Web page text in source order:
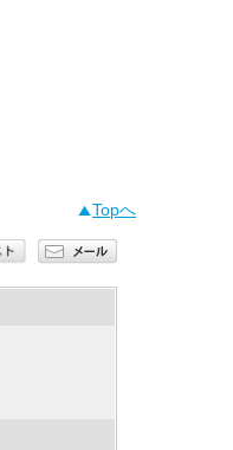
Topへ